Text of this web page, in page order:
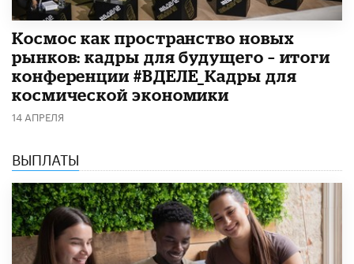
Космос как пространство новых
рынков: кадры для будущего – итоги
конференции #ВДЕЛЕ_Кадры для
космической экономики
14 АПРЕЛЯ
ВЫПЛАТЫ